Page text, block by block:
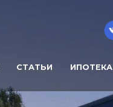
СТАТЬИ ИПОТЕКА